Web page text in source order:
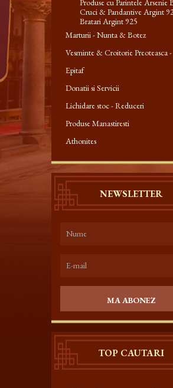
Produse cu Parintele Arsenie
Cruci & Pandantive Argint
Bratari Argint 925
Marturii - Nunta & Botez
Vesminte & Croitorie Preoteasca -
Epitaf
Donatii si Servicii
Lichidare stoc - Reduceri
Produse Manastiresti
Athonites
NEWSLETTER
MA ABONEZ
TOP CAUTARI